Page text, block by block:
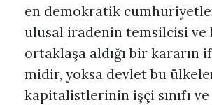
en demokratik
ulusal iradenin temsilcisi ve
ortaklaşa aldığı bir kararın
midir, yoksa devlet bu
kapitalistlerinin işçi sınıfı